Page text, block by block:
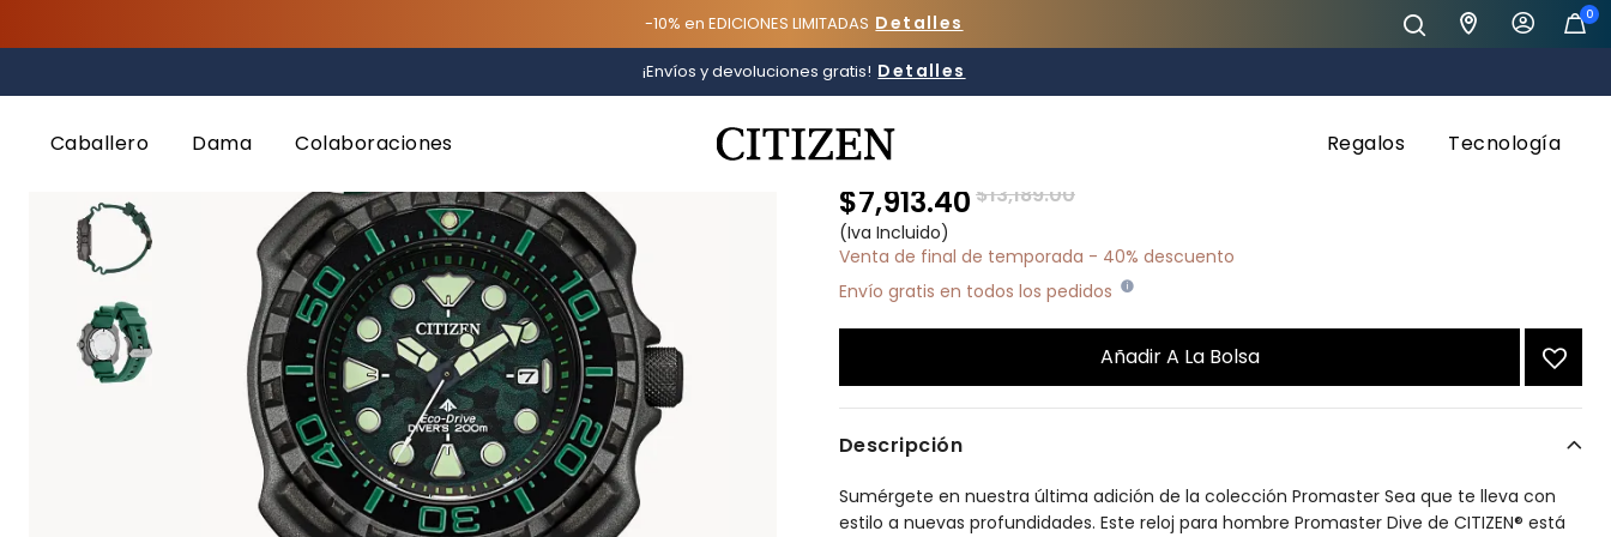
-10% en EDICIONES LIMITADAS Detalles
¡Envíos y devoluciones gratis! Detalles
Caballero Dama Colaboraciones Regalos Tecnología
0
Promaster Dive
BN0228-06W
Precio reducido de
$13,189.00a
$7,913.40
(Iva Incluido)
Venta de final de temporada - 40% descuento
Envío gratis en todos los pedidos
Añadir A La Bolsa
Descripción
Sumérgete en nuestra última adición de la colección Promaster Sea que te lleva con
estilo a nuevas profundidades. Este reloj para hombre Promaster Dive de CITIZEN® está
Added to Manage Wishlist